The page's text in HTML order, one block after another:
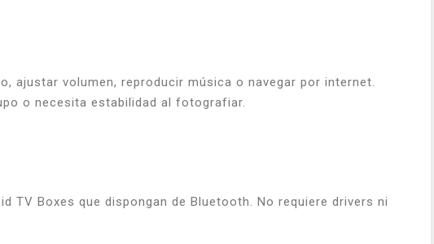
ajustar volumen, reproducir música o navegar por internet.
o necesita estabilidad al fotografiar.
TV Boxes que dispongan de Bluetooth. No requiere drivers ni